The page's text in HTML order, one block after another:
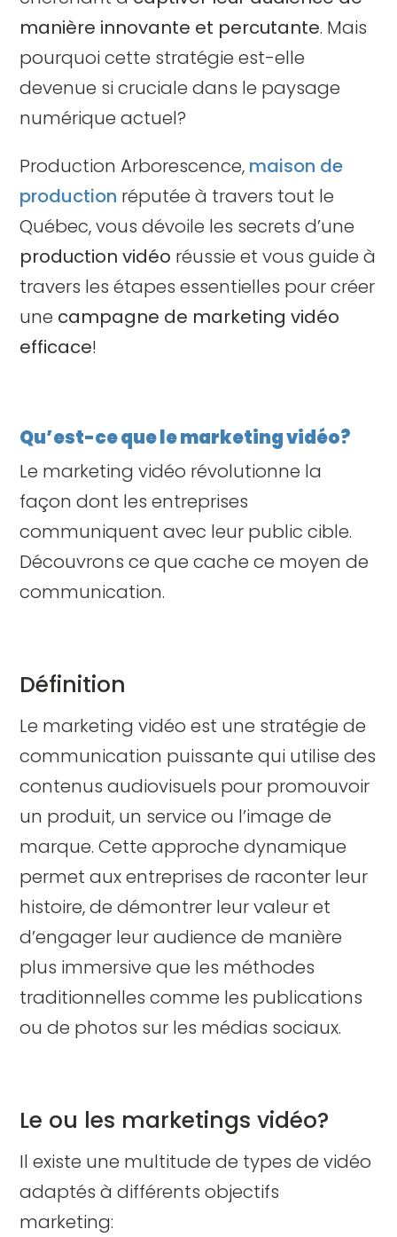
manière innovante et percutante. Mais
pourquoi cette stratégie est-elle
devenue si cruciale dans le paysage
numérique actuel?
Production Arborescence, maison de
production réputée à travers tout le
Québec, vous dévoile les secrets d’une
production vidéo réussie et vous guide à
travers les étapes essentielles pour créer
une campagne de marketing vidéo
efficace!
Qu’est-ce que le marketing vidéo?
Le marketing vidéo révolutionne la
façon dont les entreprises
communiquent avec leur public cible.
Découvrons ce que cache ce moyen de
communication.
Définition
Le marketing vidéo est une stratégie de
communication puissante qui utilise des
contenus audiovisuels pour promouvoir
un produit, un service ou l’image de
marque. Cette approche dynamique
permet aux entreprises de raconter leur
histoire, de démontrer leur valeur et
d’engager leur audience de manière
plus immersive que les méthodes
traditionnelles comme les publications
ou de photos sur les médias sociaux.
Le ou les marketings vidéo?
Il existe une multitude de types de vidéo
adaptés à différents objectifs
marketing: